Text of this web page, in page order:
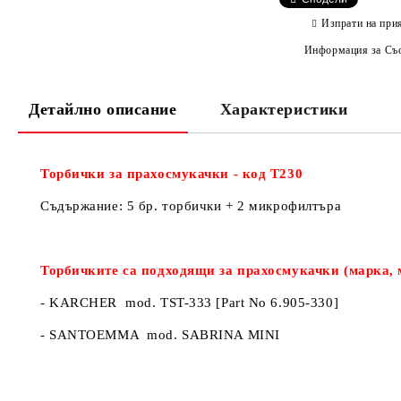
Изпрати на
Информация за
Детайлно описание Характеристики
Торбички за прахосмукачки - код Т230
Съдържание: 5 бр. торбички + 2 микрофилтъра
Торбичките са подходящи за прахосмукачки (марка,
- KARCHER mod. TST-333 [Part No 6.905-330]
- SANTOEMMA mod. SABRINA MINI